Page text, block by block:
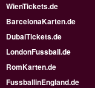
WienTickets.de
BarcelonaKarten.de
DubaiTickets.de
LondonFussball.de
RomKarten.de
FussballinEngland.de